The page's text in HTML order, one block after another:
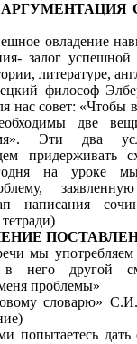
овладение
залог
литературе,
философ
нас совет: «Чтобы
две
Эти два
придерживать
на уроке
написания
мы употребляем
в него другой
проблемы»
словарю»
попытаетесь дать